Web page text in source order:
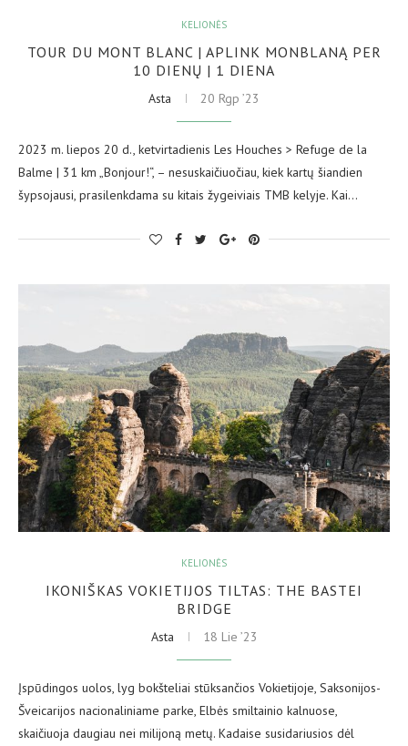
KELIONĖS
TOUR DU MONT BLANC | APLINK MONBLANĄ PER
10 DIENŲ | 1 DIENA
Asta 20 Rgp ’23
2023 m. liepos 20 d., ketvirtadienis Les Houches > Refuge de la
Balme | 31 km „Bonjour!“, – nesuskaičiuočiau, kiek kartų šiandien
šypsojausi, prasilenkdama su kitais žygeiviais TMB kelyje. Kai…
KELIONĖS
IKONIŠKAS VOKIETIJOS TILTAS: THE BASTEI
BRIDGE
Asta 18 Lie ’23
Įspūdingos uolos, lyg bokšteliai stūksančios Vokietijoje, Saksonijos-
Šveicarijos nacionaliniame parke, Elbės smiltainio kalnuose,
skaičiuoja daugiau nei milijoną metų. Kadaise susidariusios dėl